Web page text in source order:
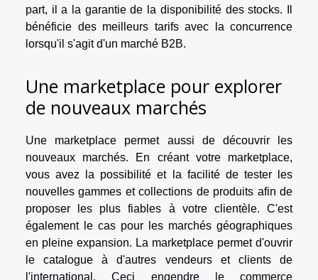
part, il a la garantie de la disponibilité des stocks. Il
bénéficie des meilleurs tarifs avec la concurrence
lorsqu'il s'agit d'un marché B2B.
Une marketplace pour explorer
de nouveaux marchés
Une marketplace permet aussi de découvrir les
nouveaux marchés. En créant votre marketplace,
vous avez la possibilité et la facilité de tester les
nouvelles gammes et collections de produits afin de
proposer les plus fiables à votre clientèle. C'est
également le cas pour les marchés géographiques
en pleine expansion. La marketplace permet d'ouvrir
le catalogue à d'autres vendeurs et clients de
l'international. Ceci engendre le commerce